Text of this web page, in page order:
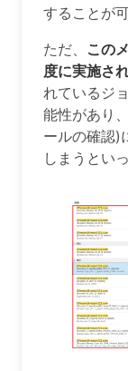
することが
ただ、 この
度に実施さ
れているジ
能性があり
ールの確認)
しまうとい